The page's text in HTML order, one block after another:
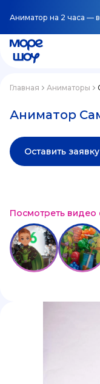
Аниматор на 2 часа —
Главная Аниматоры
Аниматор
Оставить заявку
Посмотреть видео